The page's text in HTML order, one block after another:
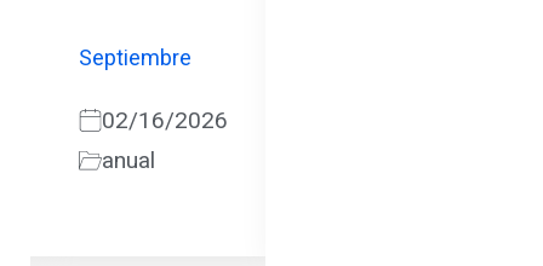
Septiembre
02/16/2026
anual